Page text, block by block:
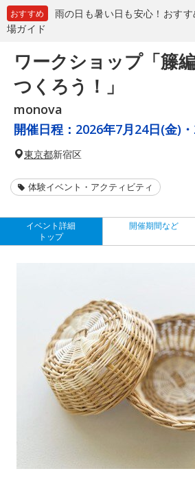
おすすめ
雨の日も暑い日も安心！おす
場ガイド
ワークショップ「籐
つくろう！」
monova
開催日程： 2026年7月24日(金)
東京都新宿区
体験イベント・アクティビティ
イベント詳細
トップ
開催期間など